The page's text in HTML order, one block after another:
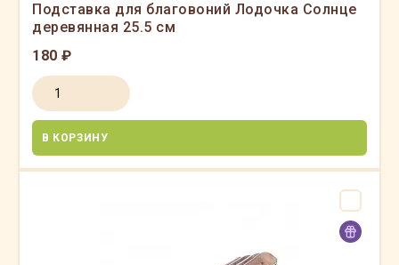
Подставка для благовоний Лодочка Солнце
деревянная 25.5 см
180 ₽
В КОРЗИНУ